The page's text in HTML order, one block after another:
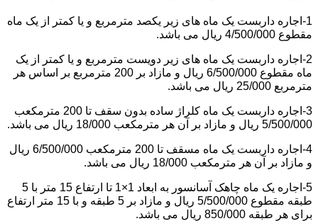
1-اجاره داربست یک ماه های زیر یکصد مترمربع و یا کمتر از یک ماه
مقطوع 4/500/000 ریال می باشد.
2-اجاره داربست یک ماه های زیر دویست مترمربع و یا کمتر از یک
ماه مقطوع 6/500/000 ریال و مازاد بر 200 مترمربع بر اساس هر
مترمربع 25/000 ریال می باشد.
3-اجاره داربست یک ماه کلراژ ساده بدون سقف تا 200 مترمکعب
5/500/000 ریال و مازاد بر آن هر مترمکعب 18/000 ریال می باشد.
4-اجاره داربست یک ماه مسقف تا 200 مترمکعب 6/500/000 ریال
و مازاد بر آن هر مترمکعب 18/000 ریال می باشد.
5-اجاره یک ماه چاهک آسانسور به ابعاد 1×1 تا ارتفاع 15 متر با 5
طبقه مقطوع 5/500/000 ریال و مازاد بر 5 طبقه و با 15 متر ارتفاع
برای هر طبقه 850/000 ریال می باشد.